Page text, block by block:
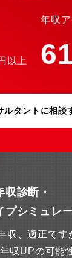
な議論や意思決定
社クラウドデリバ
社プライム案件か
制で案件を行いま
取り入れる柔軟性
（規模：半年）
（規模:3か月）
支援 （規模:3か月
ー認定資格のアソ
(Power
ション(SAP S/
ラウドセキュリテ
設計の経験・
語力【福利厚生補
、産前産後休暇制
以上
年収
ルタントに相談
収診断・
プシミュレ
収、適正です
収UPの可能